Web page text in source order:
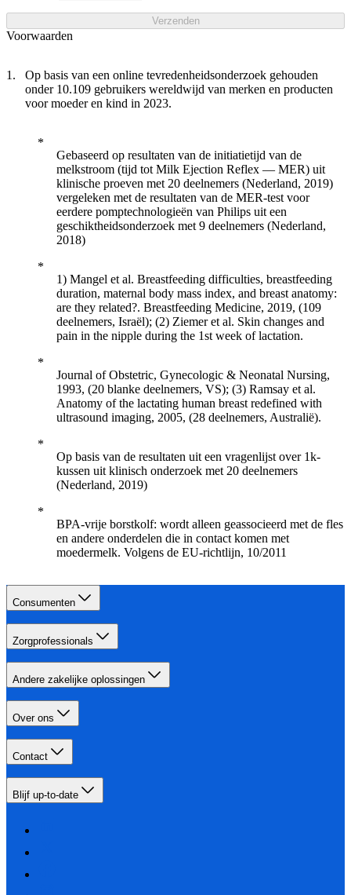
Verzenden
Voorwaarden
Op basis van een online tevredenheidsonderzoek gehouden
onder 10.109 gebruikers wereldwijd van merken en producten
voor moeder en kind in 2023.
Gebaseerd op resultaten van de initiatietijd van de
melkstroom (tijd tot Milk Ejection Reflex — MER) uit
klinische proeven met 20 deelnemers (Nederland, 2019)
vergeleken met de resultaten van de MER-test voor
eerdere pomptechnologieën van Philips uit een
geschiktheidsonderzoek met 9 deelnemers (Nederland,
2018)
1) Mangel et al. Breastfeeding difficulties, breastfeeding
duration, maternal body mass index, and breast anatomy:
are they related?. Breastfeeding Medicine, 2019, (109
deelnemers, Israël); (2) Ziemer et al. Skin changes and
pain in the nipple during the 1st week of lactation.
Journal of Obstetric, Gynecologic & Neonatal Nursing,
1993, (20 blanke deelnemers, VS); (3) Ramsay et al.
Anatomy of the lactating human breast redefined with
ultrasound imaging, 2005, (28 deelnemers, Australië).
Op basis van de resultaten uit een vragenlijst over 1k-
kussen uit klinisch onderzoek met 20 deelnemers
(Nederland, 2019)
BPA-vrije borstkolf: wordt alleen geassocieerd met de fles
en andere onderdelen die in contact komen met
moedermelk. Volgens de EU-richtlijn, 10/2011
Consumenten
Zorgprofessionals
Andere zakelijke oplossingen
Over ons
Contact
Blijf up-to-date